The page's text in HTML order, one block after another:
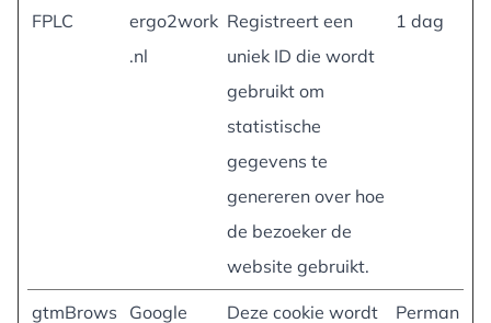
FPLC
ergo2work
.nl
Registreert een
uniek ID die wordt
gebruikt om
statistische
gegevens te
genereren over hoe
de bezoeker de
website gebruikt.
1 dag
gtmBrows Google Deze cookie wordt Perman